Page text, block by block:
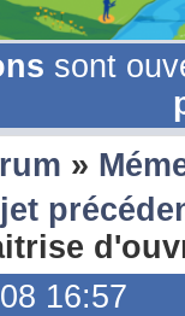
sont
»
16:57